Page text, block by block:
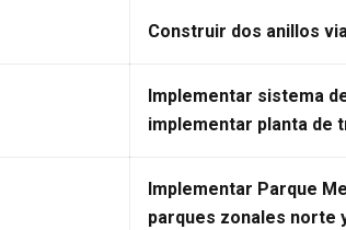
Construir dos anillos
Implementar sistema
implementar planta de
Implementar Parque
parques zonales norte